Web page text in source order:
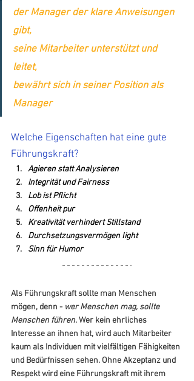
der Manager der klare Anweisungen
gibt,
seine Mitarbeiter unterstützt und
leitet,
bewährt sich in seiner Position als
Manager
Welche Eigenschaften hat eine gute
Führungskraft?
Agieren statt Analysieren
Integrität und Fairness
Lob ist Pflicht
Offenheit pur
Kreativität verhindert Stillstand
Durchsetzungsvermögen light
Sinn für Humor
Als Führungskraft sollte man Menschen
mögen, denn - wer Menschen mag, sollte
Menschen führen. Wer kein ehrliches
Interesse an ihnen hat, wird auch Mitarbeiter
kaum als Individuen mit vielfältigen Fähigkeiten
und Bedürfnissen sehen. Ohne Akzeptanz und
Respekt wird eine Führungskraft mit ihrem